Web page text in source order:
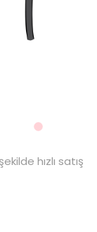
hızlı satış